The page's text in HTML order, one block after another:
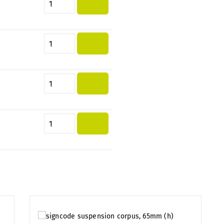
Quantité de produit : Entrez la
Quantité de produit : Entrez la
Quantité de produit : Entrez la